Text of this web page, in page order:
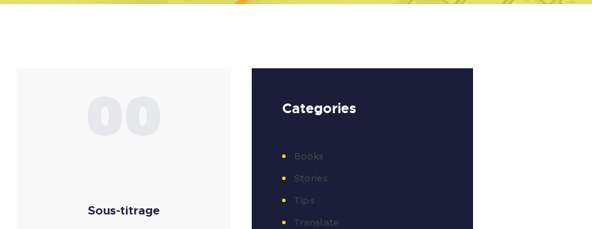
Sous-titrage
Categories
Books
Stories
Tips
Translate